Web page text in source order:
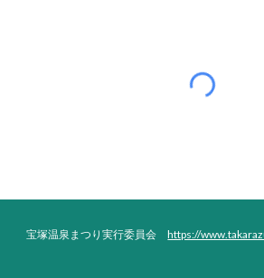
宝塚温泉まつり実行委員会https://